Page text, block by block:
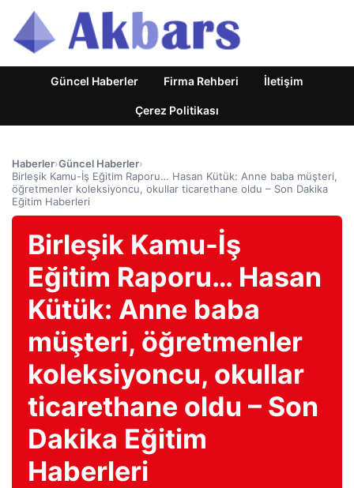
Güncel Haberler Firma Rehberi İletişim
Çerez Politikası
Haberler›Güncel Haberler›
Birleşik Kamu-İş Eğitim Raporu… Hasan Kütük: Anne baba müşteri,
öğretmenler koleksiyoncu, okullar ticarethane oldu – Son Dakika
Eğitim Haberleri
Birleşik Kamu-İş
Eğitim Raporu… Hasan
Kütük: Anne baba
müşteri, öğretmenler
koleksiyoncu, okullar
ticarethane oldu – Son
Dakika Eğitim
Haberleri